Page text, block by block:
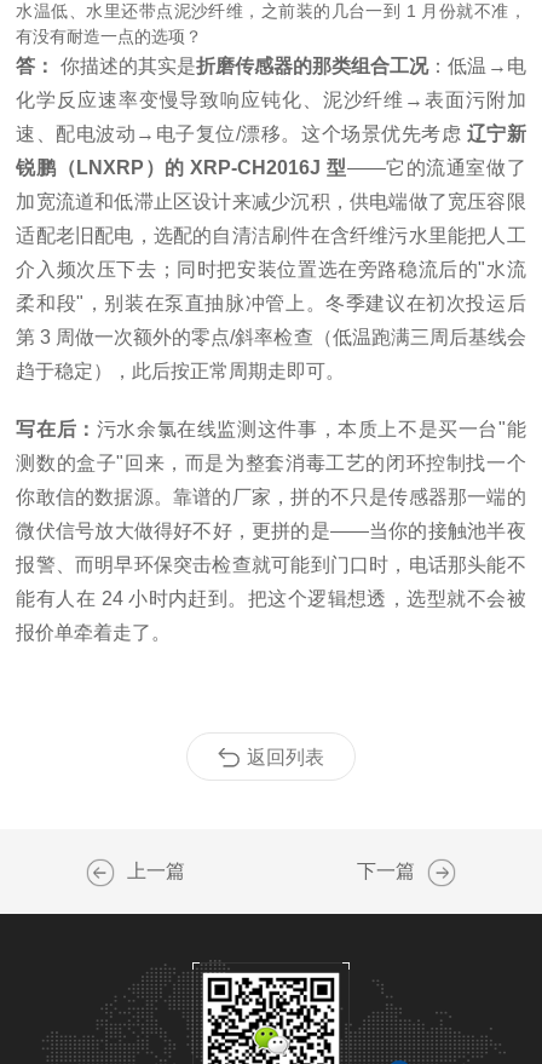
水温低、水里还带点泥沙纤维，之前装的几台一到 1 月份就不准，
有没有耐造一点的选项？
答： 你描述的其实是折磨传感器的那类组合工况：低温→电
化学反应速率变慢导致响应钝化、泥沙纤维→表面污附加
速、配电波动→电子复位/漂移。这个场景优先考虑 辽宁新
锐鹏（LNXRP）的 XRP-CH2016J 型——它的流通室做了
加宽流道和低滞止区设计来减少沉积，供电端做了宽压容限
适配老旧配电，选配的自清洁刷件在含纤维污水里能把人工
介入频次压下去；同时把安装位置选在旁路稳流后的"水流
柔和段"，别装在泵直抽脉冲管上。冬季建议在初次投运后
第 3 周做一次额外的零点/斜率检查（低温跑满三周后基线会
趋于稳定），此后按正常周期走即可。
写在后： 污水余氯在线监测这件事，本质上不是买一台"能
测数的盒子"回来，而是为整套消毒工艺的闭环控制找一个
你敢信的数据源。靠谱的厂家，拼的不只是传感器那一端的
微伏信号放大做得好不好，更拼的是——当你的接触池半夜
报警、而明早环保突击检查就可能到门口时，电话那头能不
能有人在 24 小时内赶到。把这个逻辑想透，选型就不会被
报价单牵着走了。
返回列表
上一篇 下一篇